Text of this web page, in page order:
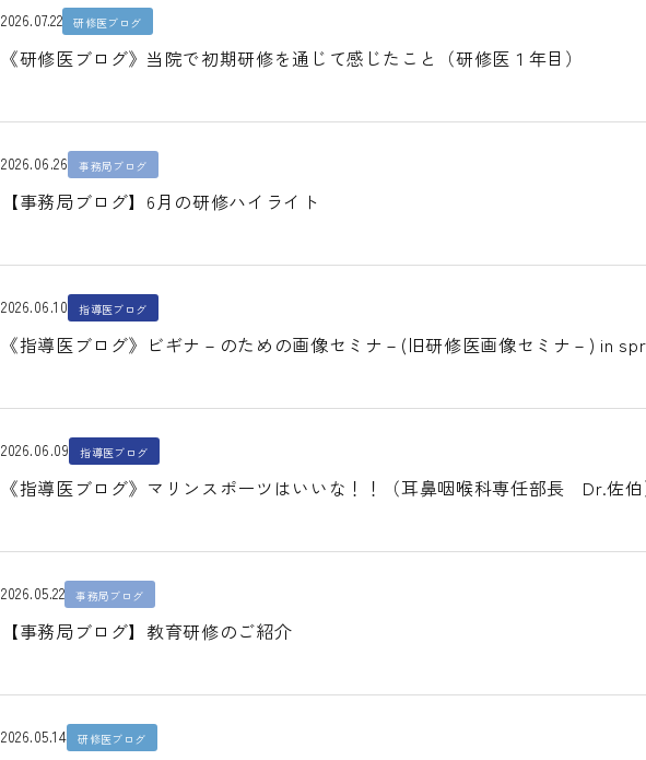
2026.07.22 研修医ブログ
《研修医ブログ》当院で初期研修を通じて感じたこと（研修医１年目）
2026.06.26 事務局ブログ
【事務局ブログ】6月の研修ハイライト
2026.06.10 指導医ブログ
《指導医ブログ》ビギナ－のための画像セミナ－(旧研修医画像セミナ－) in
2026.06.09 指導医ブログ
《指導医ブログ》マリンスポーツはいいな！！（耳鼻咽喉科専任部長 Dr.佐
2026.05.22 事務局ブログ
【事務局ブログ】教育研修のご紹介
2026.05.14 研修医ブログ